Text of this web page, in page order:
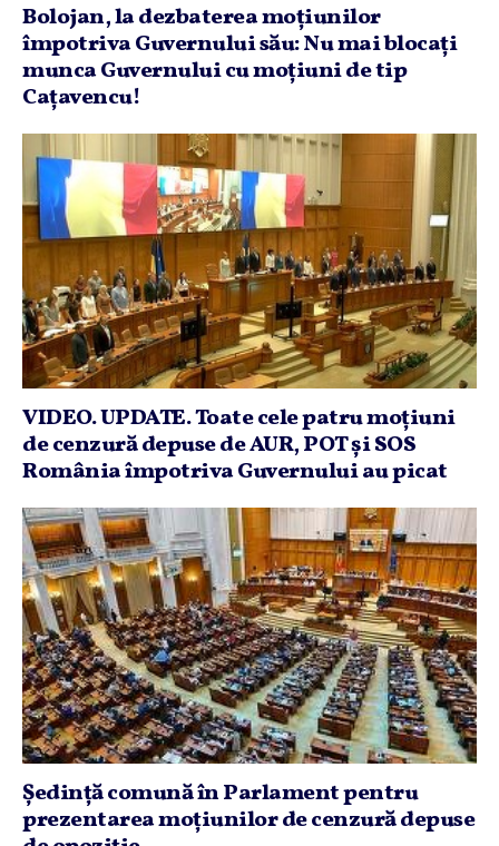
Bolojan, la dezbaterea moţiunilor
împotriva Guvernului său: Nu mai blocaţi
munca Guvernului cu moţiuni de tip
Caţavencu!
VIDEO. UPDATE. Toate cele patru moţiuni
de cenzură depuse de AUR, POT şi SOS
România împotriva Guvernului au picat
Şedinţă comună în Parlament pentru
prezentarea moţiunilor de cenzură depuse